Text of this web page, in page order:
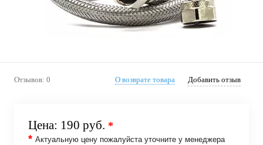
Отзывов: 0 О возврате товара Добавить отзыв
Цена: 190 руб. *
* Актуальную цену пожалуйста уточните у менеджера